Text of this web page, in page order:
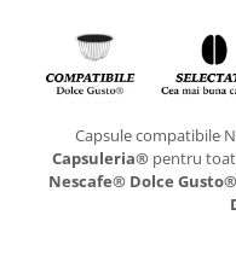
Capsule compatibile
Capsuleria® pentru
Nescafe® Dolce